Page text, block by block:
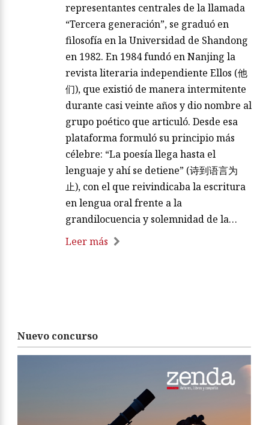
representantes centrales de la llamada
“Tercera generación”, se graduó en
filosofía en la Universidad de Shandong
en 1982. En 1984 fundó en Nanjing la
revista literaria independiente Ellos (他
们), que existió de manera intermitente
durante casi veinte años y dio nombre al
grupo poético que articuló. Desde esa
plataforma formuló su principio más
célebre: “La poesía llega hasta el
lenguaje y ahí se detiene” (诗到语言为
止), con el que reivindicaba la escritura
en lengua oral frente a la
grandilocuencia y solemnidad de la…
Leer más
Nuevo concurso